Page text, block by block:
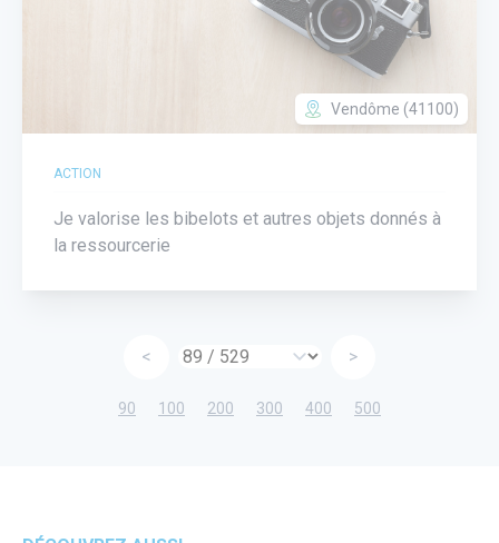
Vendôme (41100)
ACTION
Je valorise les bibelots et autres objets donnés à
la ressourcerie
< >
90 100 200 300 400 500